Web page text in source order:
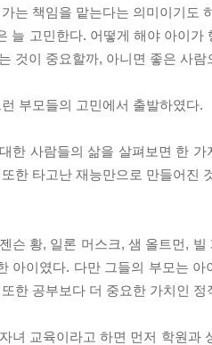
는 책임을 맡는다는 의미이기도
늘 고민한다. 어떻게 해야 아이
것이 중요할까, 아니면 좋은 사
부모들의 고민에서 출발하였다.
한 사람들의 삶을 살펴보면 한
한 타고난 재능만으로 만들어진
슨 황, 일론 머스크, 샘 올트먼,
아이였다. 다만 그들의 부모는
한 공부보다 더 중요한 가치인
녀 교육이라고 하면 먼저 학원과